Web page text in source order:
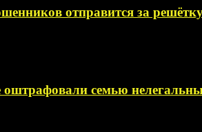
отправится за
семью